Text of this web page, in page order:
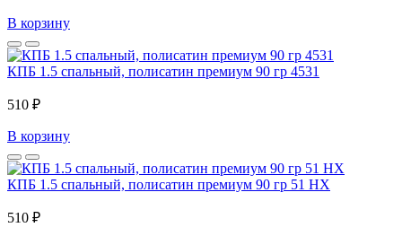
В корзину
КПБ 1.5 спальный, полисатин премиум 90 гр 4531
510 ₽
В корзину
КПБ 1.5 спальный, полисатин премиум 90 гр 51 HX
510 ₽